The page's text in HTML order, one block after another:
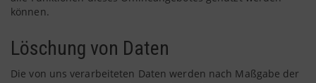
können.
Löschung von Daten
Die von uns verarbeiteten Daten werden nach Maßgabe der